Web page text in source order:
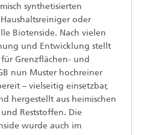
synthetisierten
oder
Biotenside. Nach vielen
und Entwicklung stellt
Grenzflächen- und
nun Muster hochreiner
– vielseitig einsetzbar,
hergestellt aus heimischen
Reststoffen. Die
wurde auch im